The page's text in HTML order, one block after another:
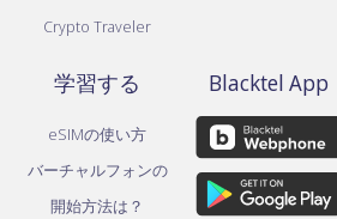
Crypto Traveler
学習する
eSIMの使い方
バーチャルフォンの
開始方法は？
Blacktel App